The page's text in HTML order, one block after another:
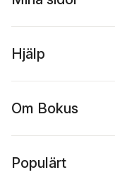
Hjälp
Om Bokus
Populärt